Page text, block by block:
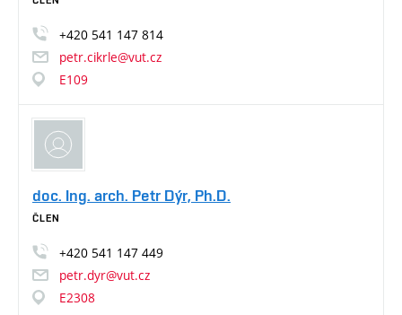
+420 541 147 814
petr.cikrle@vut.cz
E109
doc. Ing. arch. Petr Dýr, Ph.D.
ČLEN
+420 541 147 449
petr.dyr@vut.cz
E2308